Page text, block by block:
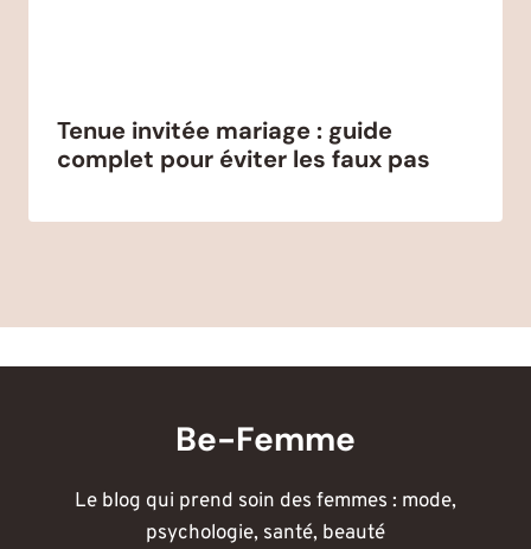
Tenue invitée mariage : guide
complet pour éviter les faux pas
Be-Femme
Le blog qui prend soin des femmes : mode,
psychologie, santé, beauté